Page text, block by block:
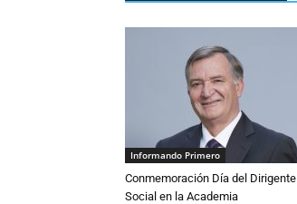
Informando Primero
Conmemoración Día del Dirigente
Social en la Academia